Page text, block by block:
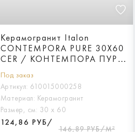
Керамогранит Italon
CONTEMPORA PURE 30X60
CER / КОНТЕМПОРА ПУР
30X60 ПАТ
Под заказ
Артикул: 610015000258
Материал: Керамогранит
Размер, см: 30 х 60
124,86 РУБ/
146,89 РУБ/М²